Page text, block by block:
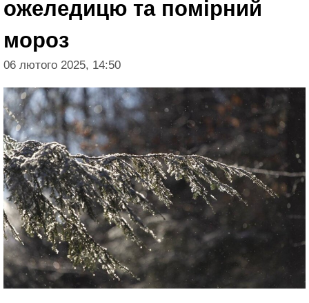
ожеледицю та помірний
мороз
06 лютого 2025, 14:50